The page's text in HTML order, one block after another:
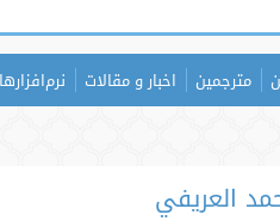
مترجمین اخبار و مقالات نرم‌افزارها
العريفي